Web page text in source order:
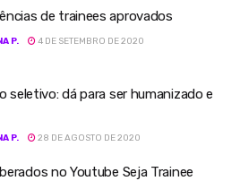
de trainees aprovados
P. 4 DE SETEMBRO DE 2020
seletivo: dá para ser humanizado e
P. 28 DE AGOSTO DE 2020
no Youtube Seja Trainee